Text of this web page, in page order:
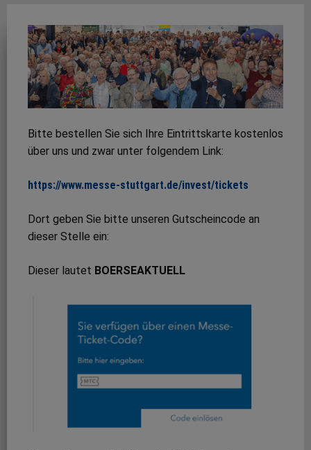
Bitte bestellen Sie sich Ihre Eintrittskarte kostenlos
über uns und zwar unter folgendem Link:
https://www.messe-stuttgart.de/invest/tickets
Dort geben Sie bitte unseren Gutscheincode an
dieser Stelle ein:
Dieser lautet BOERSEAKTUELL